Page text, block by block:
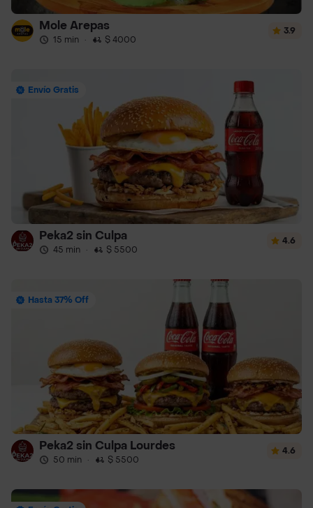
Mole Arepas
15 min · $ 4000
3.9
Envío Gratis
Peka2 sin Culpa
45 min · $ 5500
4.6
Hasta 37% Off
Peka2 sin Culpa Lourdes
50 min · $ 5500
4.6